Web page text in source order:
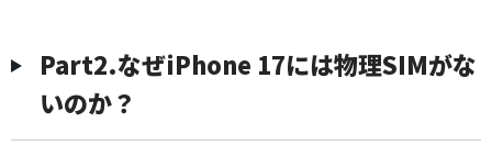
Part2.なぜiPhone 17には物理SIMがな
いのか？